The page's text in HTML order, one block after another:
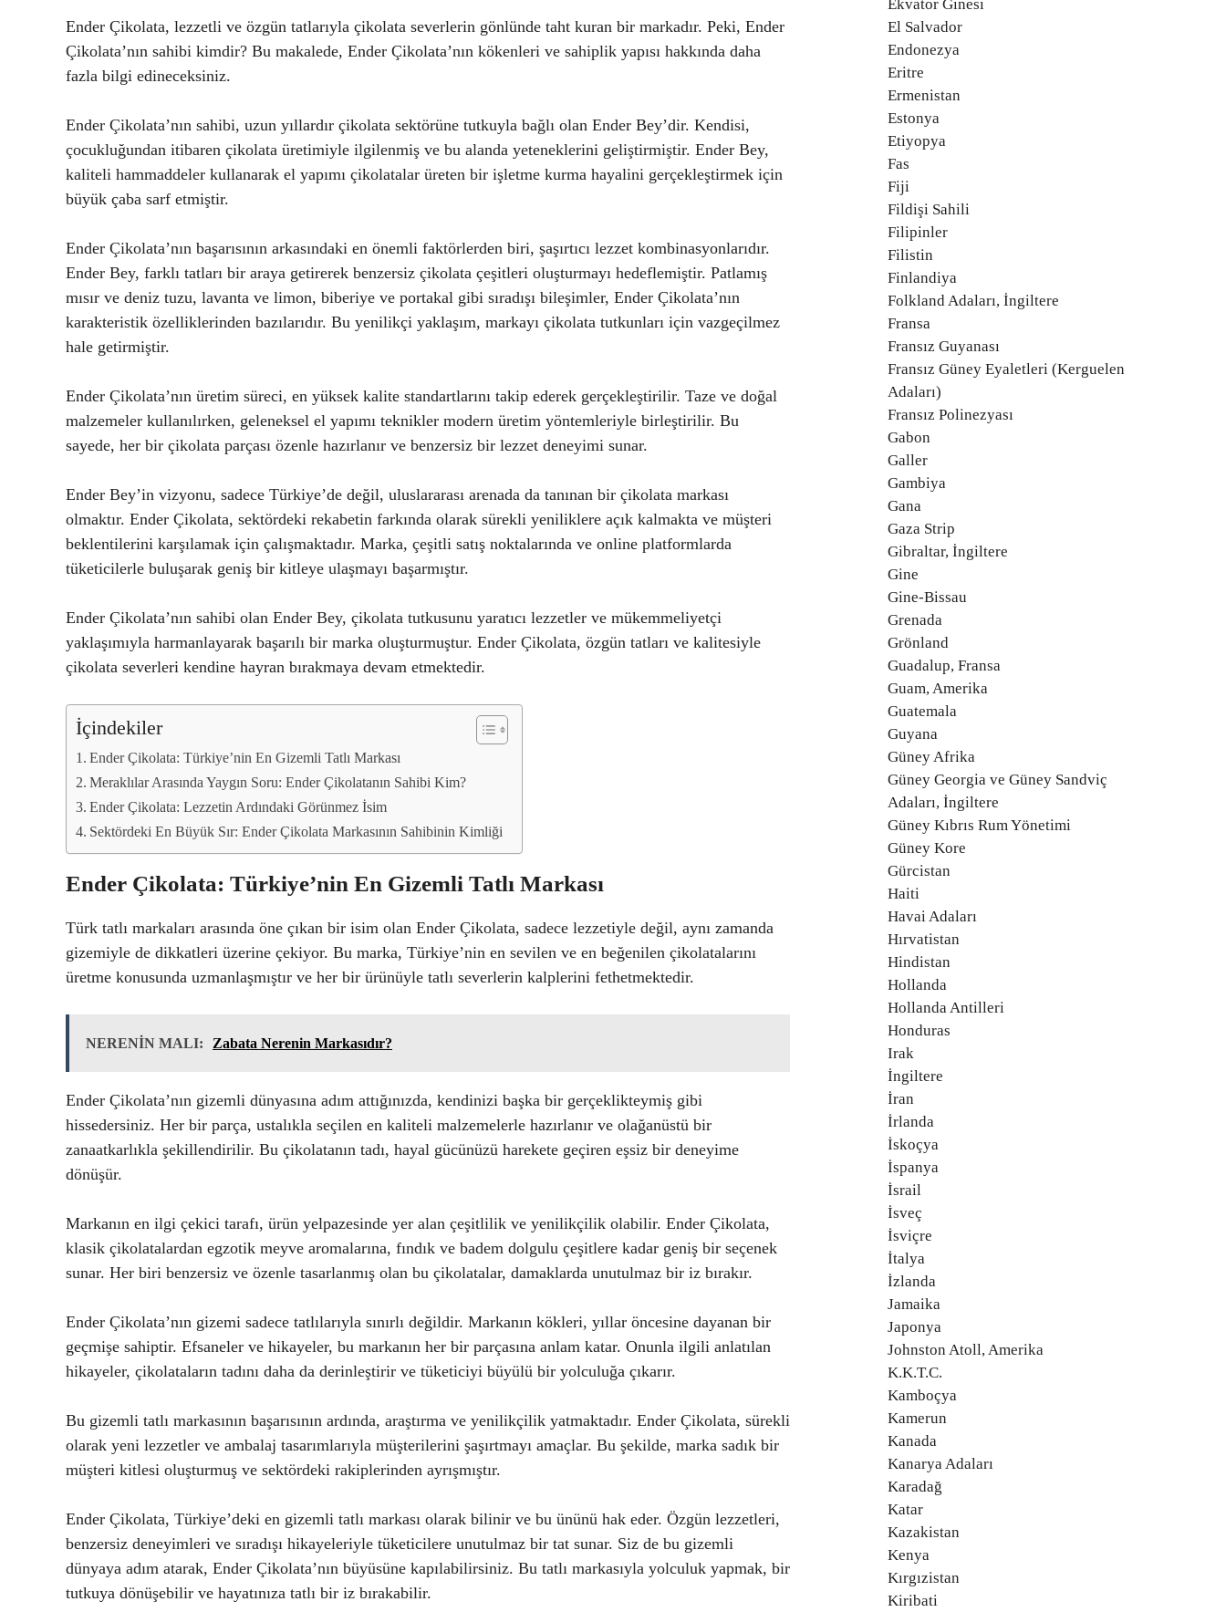
Ender Çikolata, lezzetli ve özgün tatlarıyla çikolata severlerin gönlünde taht kuran bir markadır. Peki, Ender
Çikolata’nın sahibi kimdir? Bu makalede, Ender Çikolata’nın kökenleri ve sahiplik yapısı hakkında daha
fazla bilgi edineceksiniz.
Ender Çikolata’nın sahibi, uzun yıllardır çikolata sektörüne tutkuyla bağlı olan Ender Bey’dir. Kendisi,
çocukluğundan itibaren çikolata üretimiyle ilgilenmiş ve bu alanda yeteneklerini geliştirmiştir. Ender Bey,
kaliteli hammaddeler kullanarak el yapımı çikolatalar üreten bir işletme kurma hayalini gerçekleştirmek için
büyük çaba sarf etmiştir.
Ender Çikolata’nın başarısının arkasındaki en önemli faktörlerden biri, şaşırtıcı lezzet kombinasyonlarıdır.
Ender Bey, farklı tatları bir araya getirerek benzersiz çikolata çeşitleri oluşturmayı hedeflemiştir. Patlamış
mısır ve deniz tuzu, lavanta ve limon, biberiye ve portakal gibi sıradışı bileşimler, Ender Çikolata’nın
karakteristik özelliklerinden bazılarıdır. Bu yenilikçi yaklaşım, markayı çikolata tutkunları için vazgeçilmez
hale getirmiştir.
Ender Çikolata’nın üretim süreci, en yüksek kalite standartlarını takip ederek gerçekleştirilir. Taze ve doğal
malzemeler kullanılırken, geleneksel el yapımı teknikler modern üretim yöntemleriyle birleştirilir. Bu
sayede, her bir çikolata parçası özenle hazırlanır ve benzersiz bir lezzet deneyimi sunar.
Ender Bey’in vizyonu, sadece Türkiye’de değil, uluslararası arenada da tanınan bir çikolata markası
olmaktır. Ender Çikolata, sektördeki rekabetin farkında olarak sürekli yeniliklere açık kalmakta ve müşteri
beklentilerini karşılamak için çalışmaktadır. Marka, çeşitli satış noktalarında ve online platformlarda
tüketicilerle buluşarak geniş bir kitleye ulaşmayı başarmıştır.
Ender Çikolata’nın sahibi olan Ender Bey, çikolata tutkusunu yaratıcı lezzetler ve mükemmeliyetçi
yaklaşımıyla harmanlayarak başarılı bir marka oluşturmuştur. Ender Çikolata, özgün tatları ve kalitesiyle
çikolata severleri kendine hayran bırakmaya devam etmektedir.
İçindekiler
Ender Çikolata: Türkiye’nin En Gizemli Tatlı Markası
Meraklılar Arasında Yaygın Soru: Ender Çikolatanın Sahibi Kim?
Ender Çikolata: Lezzetin Ardındaki Görünmez İsim
Sektördeki En Büyük Sır: Ender Çikolata Markasının Sahibinin Kimliği
Ender Çikolata: Türkiye’nin En Gizemli Tatlı Markası
Türk tatlı markaları arasında öne çıkan bir isim olan Ender Çikolata, sadece lezzetiyle değil, aynı zamanda
gizemiyle de dikkatleri üzerine çekiyor. Bu marka, Türkiye’nin en sevilen ve en beğenilen çikolatalarını
üretme konusunda uzmanlaşmıştır ve her bir ürünüyle tatlı severlerin kalplerini fethetmektedir.
NERENİN MALI: Zabata Nerenin Markasıdır?
Ender Çikolata’nın gizemli dünyasına adım attığınızda, kendinizi başka bir gerçeklikteymiş gibi
hissedersiniz. Her bir parça, ustalıkla seçilen en kaliteli malzemelerle hazırlanır ve olağanüstü bir
zanaatkarlıkla şekillendirilir. Bu çikolatanın tadı, hayal gücünüzü harekete geçiren eşsiz bir deneyime
dönüşür.
Markanın en ilgi çekici tarafı, ürün yelpazesinde yer alan çeşitlilik ve yenilikçilik olabilir. Ender Çikolata,
klasik çikolatalardan egzotik meyve aromalarına, fındık ve badem dolgulu çeşitlere kadar geniş bir seçenek
sunar. Her biri benzersiz ve özenle tasarlanmış olan bu çikolatalar, damaklarda unutulmaz bir iz bırakır.
Ender Çikolata’nın gizemi sadece tatlılarıyla sınırlı değildir. Markanın kökleri, yıllar öncesine dayanan bir
geçmişe sahiptir. Efsaneler ve hikayeler, bu markanın her bir parçasına anlam katar. Onunla ilgili anlatılan
hikayeler, çikolataların tadını daha da derinleştirir ve tüketiciyi büyülü bir yolculuğa çıkarır.
Bu gizemli tatlı markasının başarısının ardında, araştırma ve yenilikçilik yatmaktadır. Ender Çikolata, sürekli
olarak yeni lezzetler ve ambalaj tasarımlarıyla müşterilerini şaşırtmayı amaçlar. Bu şekilde, marka sadık bir
müşteri kitlesi oluşturmuş ve sektördeki rakiplerinden ayrışmıştır.
Ender Çikolata, Türkiye’deki en gizemli tatlı markası olarak bilinir ve bu ününü hak eder. Özgün lezzetleri,
benzersiz deneyimleri ve sıradışı hikayeleriyle tüketicilere unutulmaz bir tat sunar. Siz de bu gizemli
dünyaya adım atarak, Ender Çikolata’nın büyüsüne kapılabilirsiniz. Bu tatlı markasıyla yolculuk yapmak, bir
tutkuya dönüşebilir ve hayatınıza tatlı bir iz bırakabilir.
Ekvator Ginesi
El Salvador
Endonezya
Eritre
Ermenistan
Estonya
Etiyopya
Fas
Fiji
Fildişi Sahili
Filipinler
Filistin
Finlandiya
Folkland Adaları, İngiltere
Fransa
Fransız Guyanası
Fransız Güney Eyaletleri (Kerguelen
Adaları)
Fransız Polinezyası
Gabon
Galler
Gambiya
Gana
Gaza Strip
Gibraltar, İngiltere
Gine
Gine-Bissau
Grenada
Grönland
Guadalup, Fransa
Guam, Amerika
Guatemala
Guyana
Güney Afrika
Güney Georgia ve Güney Sandviç
Adaları, İngiltere
Güney Kıbrıs Rum Yönetimi
Güney Kore
Gürcistan
Haiti
Havai Adaları
Hırvatistan
Hindistan
Hollanda
Hollanda Antilleri
Honduras
Irak
İngiltere
İran
İrlanda
İskoçya
İspanya
İsrail
İsveç
İsviçre
İtalya
İzlanda
Jamaika
Japonya
Johnston Atoll, Amerika
K.K.T.C.
Kamboçya
Kamerun
Kanada
Kanarya Adaları
Karadağ
Katar
Kazakistan
Kenya
Kırgızistan
Kiribati